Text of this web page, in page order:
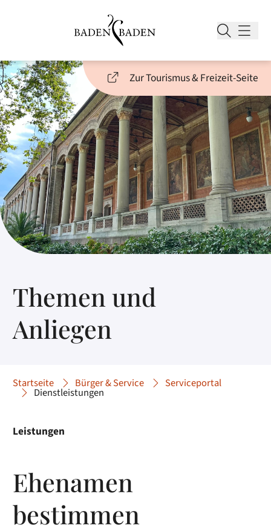
Zur Tourismus & Freizeit-Seite
Themen und
Anliegen
Startseite Bürger & Service Serviceportal
Dienstleistungen
Leistungen
Ehenamen
bestimmen